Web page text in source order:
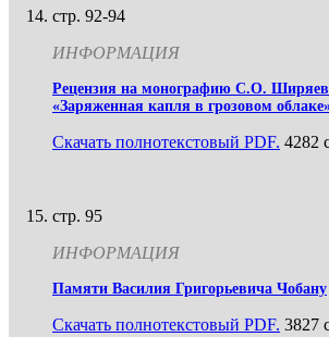
стр. 92-94
ИНФОРМАЦИЯ
Рецензия на монографию С.О.
«Заряженная капля в грозовом
Скачать полнотекстовый PDF. 4282
стр. 95
ИНФОРМАЦИЯ
Памяти Василия Григорьевича Чобану
Скачать полнотекстовый PDF. 3827